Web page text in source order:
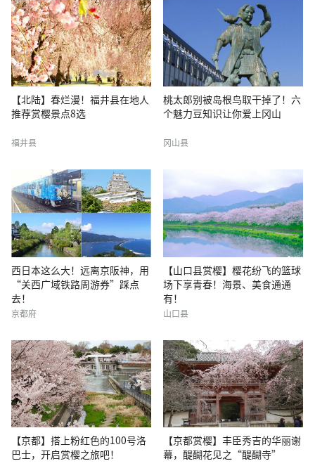
【北陆】春烂漫！福井县在地人
推荐赏樱景点8选
福井县
桃太郎别被岛根鸟取干掉了！六
个魅力豆知识让你爱上冈山
冈山县
西日本这么大！远离京阪神，用
“关西广域铁路周游券”踩点
去！
京都府
【山口县赏樱】樱花纷飞的篮球
场下享青春！海景、美食通通
有！
山口县
【京都】搭上粉红色的100号洛
巴士，开启赏樱之旅吧！
【京都赏樱】丰臣秀吉的华丽谢
幕，醍醐花见之“醍醐寺”